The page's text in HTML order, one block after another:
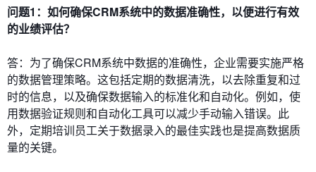
问题1：如何确保CRM系统中的数据准确性，以便进行有效
的业绩评估？
答：为了确保CRM系统中数据的准确性，企业需要实施严格
的数据管理策略。这包括定期的数据清洗，以去除重复和过
时的信息，以及确保数据输入的标准化和自动化。例如，使
用数据验证规则和自动化工具可以减少手动输入错误。此
外，定期培训员工关于数据录入的最佳实践也是提高数据质
量的关键。